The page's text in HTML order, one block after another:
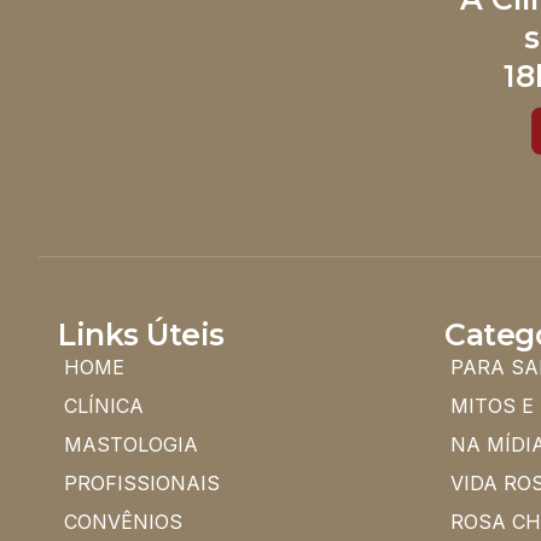
Links Úteis
HOME
CLÍNICA
MASTOLOGIA
PROFISSIONAIS
CONVÊNIOS
PARA
MITOS E
NA
VIDA
ROSA